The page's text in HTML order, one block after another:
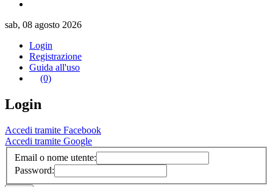
sab, 08 agosto 2026
Login
Registrazione
Guida all'uso
(0)
Login
Accedi tramite Facebook
Accedi tramite Google
Email o nome utente:
Password: